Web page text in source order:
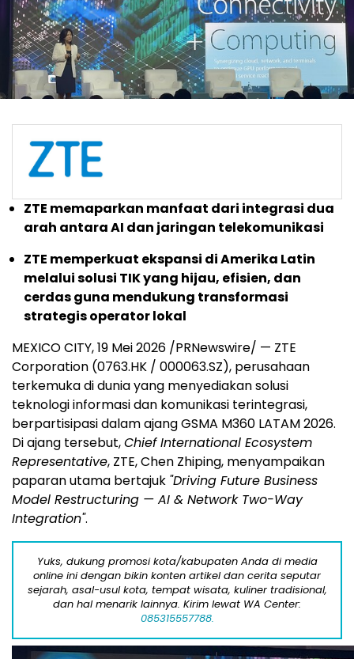
ZTE memaparkan manfaat dari integrasi dua
arah antara AI dan jaringan telekomunikasi
ZTE memperkuat ekspansi di Amerika Latin
melalui solusi TIK yang hijau, efisien, dan
cerdas guna mendukung transformasi
strategis operator lokal
MEXICO CITY,19 Mei 2026 /PRNewswire/ — ZTE
Corporation (0763.HK / 000063.SZ), perusahaan
terkemuka di dunia yang menyediakan solusi
teknologi informasi dan komunikasi terintegrasi,
berpartisipasi dalam ajang GSMA M360 LATAM 2026.
Di ajang tersebut,Chief International Ecosystem
Representative, ZTE, Chen Zhiping, menyampaikan
paparan utama bertajuk "Driving Future Business
Model Restructuring — AI & Network Two-Way
Integration".
Yuks, dukung promosi kota/kabupaten Anda di media
online ini dengan bikin konten artikel dan cerita seputar
sejarah, asal-usul kota, tempat wisata, kuliner tradisional,
dan hal menarik lainnya. Kirim lewat WA Center:
085315557788.